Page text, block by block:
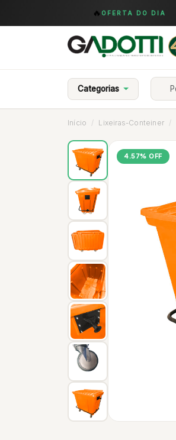
🔥 OFERTA DO DIA
Categorias
Início Lixeiras-Conteiner
4.57% OFF